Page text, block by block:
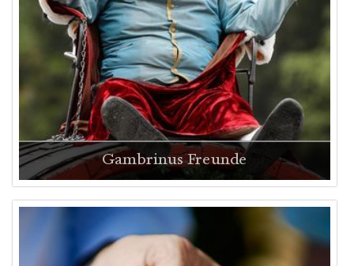
Gauder Fest 2019
Gauder Fest 2018
Gauder Fest 2017
Gauder Fest 2016
Gauder Fest Geschichte
NEWS
KONTAKT
Gambrinus Freunde